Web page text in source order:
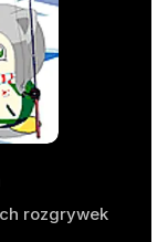
rozgrywek